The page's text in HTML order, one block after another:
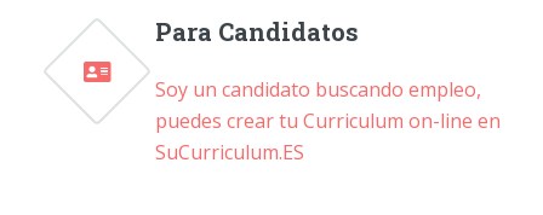
Para Candidatos
Soy un candidato buscando empleo,
puedes crear tu Curriculum on-line en
SuCurriculum.ES